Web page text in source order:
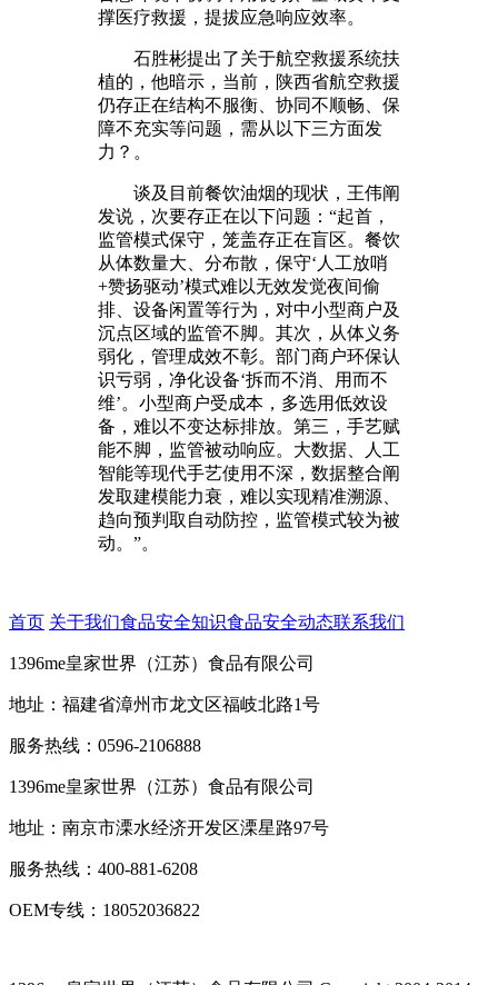
撑医疗救援，提拔应急响应效率。
石胜彬提出了关于航空救援系统扶
植的，他暗示，当前，陕西省航空救援
仍存正在结构不服衡、协同不顺畅、保
障不充实等问题，需从以下三方面发
力？。
谈及目前餐饮油烟的现状，王伟阐
发说，次要存正在以下问题：“起首，
监管模式保守，笼盖存正在盲区。餐饮
从体数量大、分布散，保守‘人工放哨
+赞扬驱动’模式难以无效发觉夜间偷
排、设备闲置等行为，对中小型商户及
沉点区域的监管不脚。其次，从体义务
弱化，管理成效不彰。部门商户环保认
识亏弱，净化设备‘拆而不消、用而不
维’。小型商户受成本，多选用低效设
备，难以不变达标排放。第三，手艺赋
能不脚，监管被动响应。大数据、人工
智能等现代手艺使用不深，数据整合阐
发取建模能力衰，难以实现精准溯源、
趋向预判取自动防控，监管模式较为被
动。”。
首页 关于我们食品安全知识食品安全动态联系我们
1396me皇家世界（江苏）食品有限公司
地址：福建省漳州市龙文区福岐北路1号
服务热线：0596-2106888
1396me皇家世界（江苏）食品有限公司
地址：南京市溧水经济开发区溧星路97号
服务热线：400-881-6208
OEM专线：18052036822